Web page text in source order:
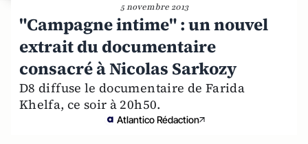
5 novembre 2013
"Campagne intime" : un nouvel
extrait du documentaire
consacré à Nicolas Sarkozy
D8 diffuse le documentaire de Farida
Khelfa, ce soir à 20h50.
Atlantico Rédaction